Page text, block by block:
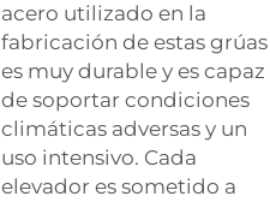
acero utilizado en la
fabricación de estas grúas
es muy durable y es capaz
de soportar condiciones
climáticas adversas y un
uso intensivo. Cada
elevador es sometido a